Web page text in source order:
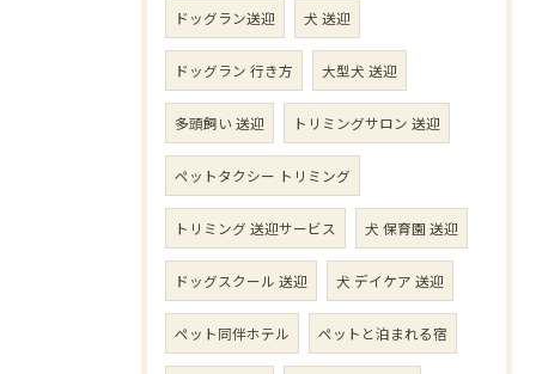
ドッグラン送迎 犬 送迎
ドッグラン 行き方 大型犬 送迎
多頭飼い 送迎 トリミングサロン 送迎
ペットタクシー トリミング
トリミング 送迎サービス 犬 保育園 送迎
ドッグスクール 送迎 犬 デイケア 送迎
ペット同伴ホテル ペットと泊まれる宿